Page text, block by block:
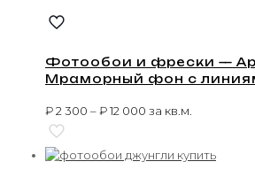
Фотообои и фрески —
Мраморный фон с
₽2 300 –₽12 000 за кв.м.